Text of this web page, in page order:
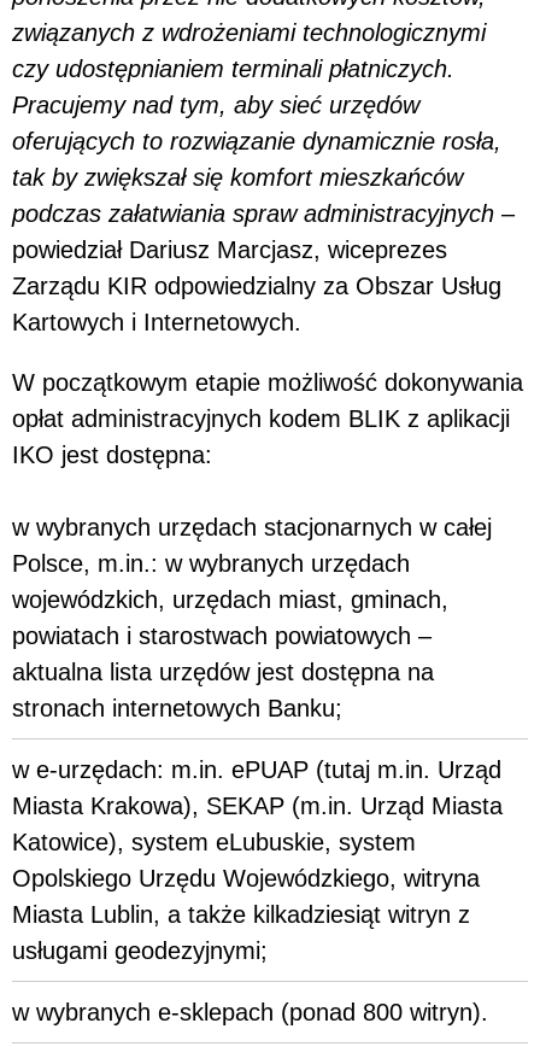
związanych z wdrożeniami technologicznymi
czy udostępnianiem terminali płatniczych.
Pracujemy nad tym, aby sieć urzędów
oferujących to rozwiązanie dynamicznie rosła,
tak by zwiększał się komfort mieszkańców
podczas załatwiania spraw administracyjnych –
powiedział Dariusz Marcjasz, wiceprezes
Zarządu KIR odpowiedzialny za Obszar Usług
Kartowych i Internetowych.
W początkowym etapie możliwość dokonywania
opłat administracyjnych kodem BLIK z aplikacji
IKO jest dostępna:
w wybranych urzędach stacjonarnych w całej
Polsce, m.in.: w wybranych urzędach
wojewódzkich, urzędach miast, gminach,
powiatach i starostwach powiatowych –
aktualna lista urzędów jest dostępna na
stronach internetowych Banku;
w e-urzędach: m.in. ePUAP (tutaj m.in. Urząd
Miasta Krakowa), SEKAP (m.in. Urząd Miasta
Katowice), system eLubuskie, system
Opolskiego Urzędu Wojewódzkiego, witryna
Miasta Lublin, a także kilkadziesiąt witryn z
usługami geodezyjnymi;
w wybranych e-sklepach (ponad 800 witryn).